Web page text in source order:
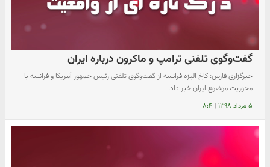
گفت‌وگوی تلفنی ترامپ و ماکرون درباره ایران
خبرگزاری فارس: کاخ الیزه فرانسه از گفت‌وگوی تلفنی رئیس جمهور آمریکا و فرانسه با
محوریت موضوع ایران خبر داد.
۵ مرداد ۱۳۹۸ | ۸:۴